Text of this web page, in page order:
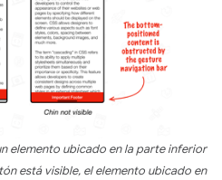
elemento ubicado en la parte inferior
está visible, el elemento ubicado en